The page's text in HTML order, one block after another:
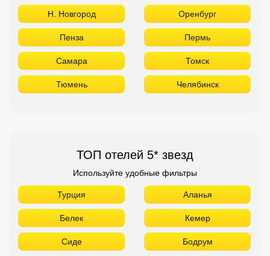
Н. Новгород Оренбург
Пенза Пермь
Самара Томск
Тюмень Челябинск
ТОП отелей 5* звезд
Используйте удобные фильтры
Турция Аланья
Белек Кемер
Сиде Бодрум